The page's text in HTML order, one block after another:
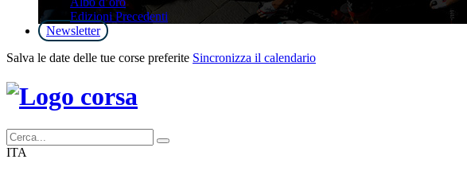
Edizioni Precedenti
Newsletter
Salva le date delle tue corse preferite Sincronizza il calendario
ITA